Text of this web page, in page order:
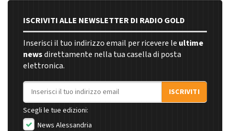
ISCRIVITI ALLE NEWSLETTER DI RADIO GOLD
Inserisci il tuo indirizzo email per ricevere le ultime
newsdirettamente nella tua casella di posta
elettronica.
Indirizzo email
ISCRIVITI
Scegli le tue edizioni:
News Alessandria